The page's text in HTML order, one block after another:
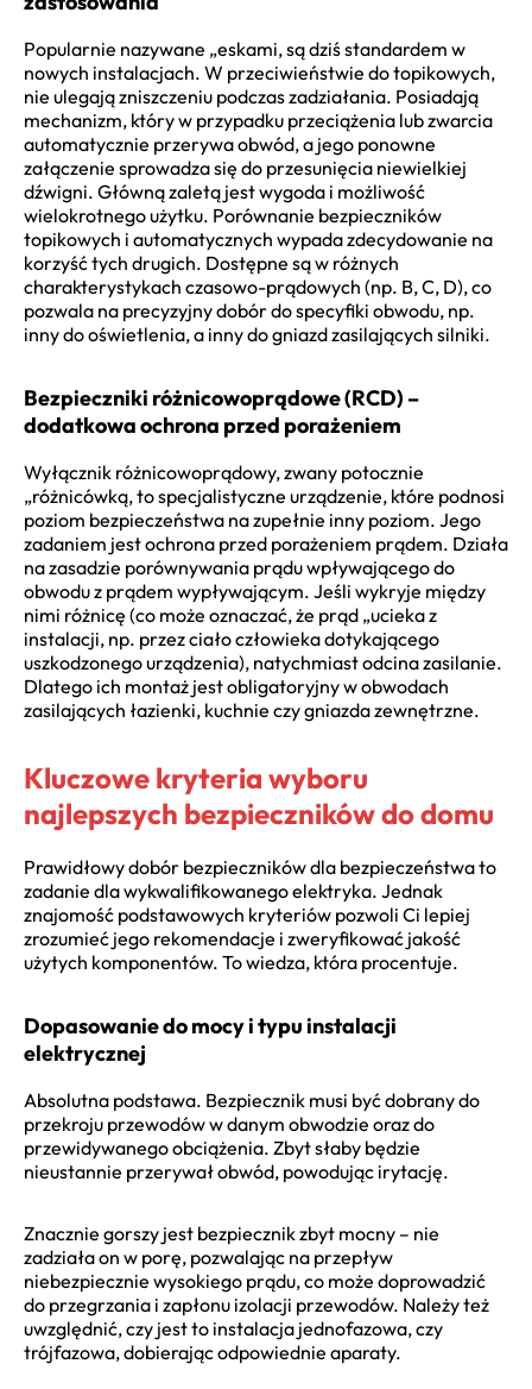
Popularnie nazywane „eskami, są dziś standardem w
nowych instalacjach. W przeciwieństwie do topikowych,
nie ulegają zniszczeniu podczas zadziałania. Posiadają
mechanizm, który w przypadku przeciążenia lub zwarcia
automatycznie przerywa obwód, a jego ponowne
załączenie sprowadza się do przesunięcia niewielkiej
dźwigni. Główną zaletą jest wygoda i możliwość
wielokrotnego użytku. Porównanie bezpieczników
topikowych i automatycznych wypada zdecydowanie na
korzyść tych drugich. Dostępne są w różnych
charakterystykach czasowo-prądowych (np. B, C, D), co
pozwala na precyzyjny dobór do specyfiki obwodu, np.
inny do oświetlenia, a inny do gniazd zasilających silniki.
Bezpieczniki różnicowoprądowe (RCD) –
dodatkowa ochrona przed porażeniem
Wyłącznik różnicowoprądowy, zwany potocznie
„różnicówką, to specjalistyczne urządzenie, które podnosi
poziom bezpieczeństwa na zupełnie inny poziom. Jego
zadaniem jest ochrona przed porażeniem prądem. Działa
na zasadzie porównywania prądu wpływającego do
obwodu z prądem wypływającym. Jeśli wykryje między
nimi różnicę (co może oznaczać, że prąd „ucieka z
instalacji, np. przez ciało człowieka dotykającego
uszkodzonego urządzenia), natychmiast odcina zasilanie.
Dlatego ich montaż jest obligatoryjny w obwodach
zasilających łazienki, kuchnie czy gniazda zewnętrzne.
Kluczowe kryteria wyboru
najlepszych bezpieczników do domu
Prawidłowy dobór bezpieczników dla bezpieczeństwa to
zadanie dla wykwalifikowanego elektryka. Jednak
znajomość podstawowych kryteriów pozwoli Ci lepiej
zrozumieć jego rekomendacje i zweryfikować jakość
użytych komponentów. To wiedza, która procentuje.
Dopasowanie do mocy i typu instalacji
elektrycznej
Absolutna podstawa. Bezpiecznik musi być dobrany do
przekroju przewodów w danym obwodzie oraz do
przewidywanego obciążenia. Zbyt słaby będzie
nieustannie przerywał obwód, powodując irytację.
Znacznie gorszy jest bezpiecznik zbyt mocny – nie
zadziała on w porę, pozwalając na przepływ
niebezpiecznie wysokiego prądu, co może doprowadzić
do przegrzania i zapłonu izolacji przewodów. Należy też
uwzględnić, czy jest to instalacja jednofazowa, czy
trójfazowa, dobierając odpowiednie aparaty.